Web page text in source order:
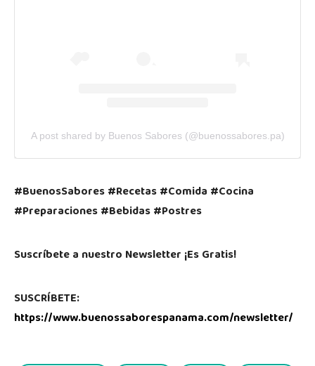
A post shared by Buenos Sabores (@buenossabores.pa)
#BuenosSabores #Recetas #Comida #Cocina
#Preparaciones #Bebidas #Postres
Suscríbete a nuestro Newsletter ¡Es Gratis!
SUSCRÍBETE:
https://www.buenossaborespanama.com/newsletter/